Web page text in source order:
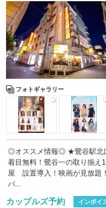
フォトギャラリー
◎オススメ情報◎ ★鶯谷駅北
着目無料！鶯谷一の取り揃
屋 設置導入！映画が見放題
バ...
カップルズ予約 インボイ